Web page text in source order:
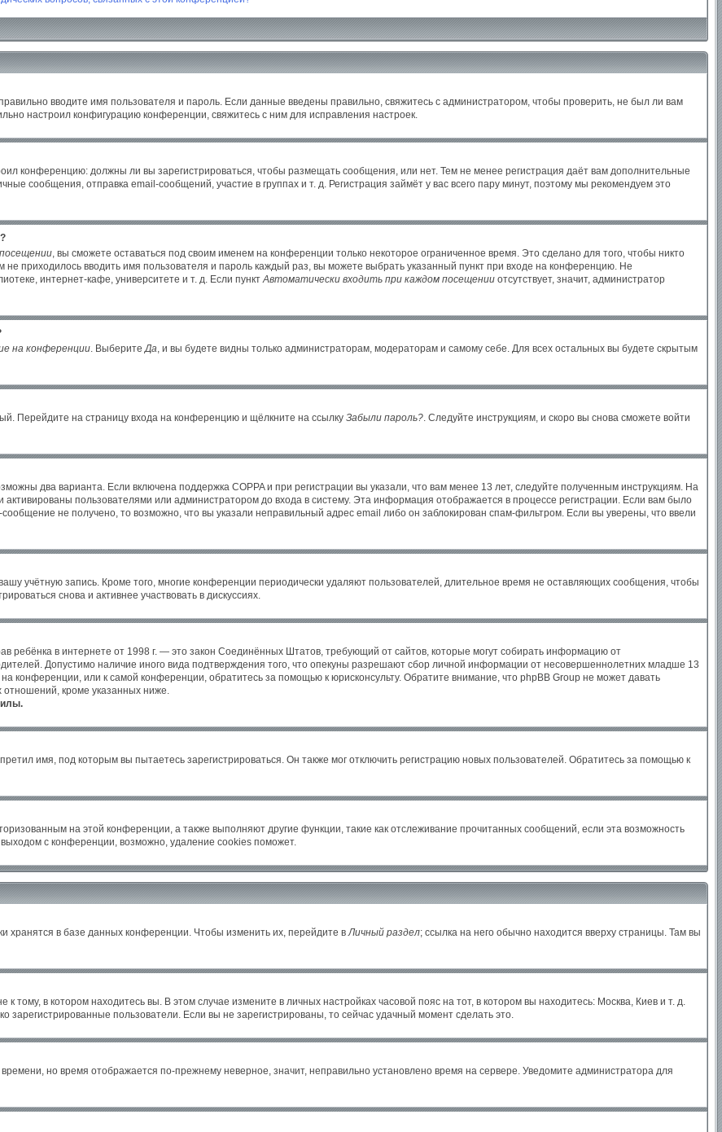
вводите имя пользователя и пароль. Если данные введены правильно, свяжитесь с администратором, чтобы проверить, не был ли вам
настроил конфигурацию конференции, свяжитесь с ним для исправления настроек.
конференцию: должны ли вы зарегистрироваться, чтобы размещать сообщения, или нет. Тем не менее регистрация даёт вам дополнительные
сообщения, отправка email-сообщений, участие в группах и т. д. Регистрация займёт у вас всего пару минут, поэтому мы рекомендуем это
, вы сможете оставаться под своим именем на конференции только некоторое ограниченное время. Это сделано для того, чтобы никто
не приходилось вводить имя пользователя и пароль каждый раз, вы можете выбрать указанный пункт при входе на конференцию. Не
интернет-кафе, университете и т. д. Если пунктАвтоматически входить при каждом посещении отсутствует, значит, администратор
на конференции. ВыберитеДа, и вы будете видны только администраторам, модераторам и самому себе. Для всех остальных вы будете скрытым
Перейдите на страницу входа на конференцию и щёлкните на ссылку Забыли пароль?. Следуйте инструкциям, и скоро вы снова сможете войти
два варианта. Если включена поддержка COPPA и при регистрации вы указали, что вам менее 13 лет, следуйте полученным инструкциям. На
пользователями или администратором до входа в систему. Эта информация отображается в процессе регистрации. Если вам было
не получено, то возможно, что вы указали неправильный адрес email либо он заблокирован спам-фильтром. Если вы уверены, что ввели
учётную запись. Кроме того, многие конференции периодически удаляют пользователей, длительное время не оставляющих сообщения, чтобы
снова и активнее участвовать в дискуссиях.
ребёнка в интернете от 1998 г. — это закон Соединённых Штатов, требующий от сайтов, которые могут собирать информацию от
Допустимо наличие иного вида подтверждения того, что опекуны разрешают сбор личной информации от несовершеннолетних младше 13
конференции, или к самой конференции, обратитесь за помощью к юрисконсульту. Обратите внимание, что phpBB Group не может давать
кроме указанных ниже.
имя, под которым вы пытаетесь зарегистрироваться. Он также мог отключить регистрацию новых пользователей. Обратитесь за помощью к
на этой конференции, а также выполняют другие функции, такие как отслеживание прочитанных сообщений, если эта возможность
с конференции, возможно, удаление cookies поможет.
хранятся в базе данных конференции. Чтобы изменить их, перейдите вЛичный раздел; ссылка на него обычно находится вверху страницы. Там вы
тому, в котором находитесь вы. В этом случае измените в личных настройках часовой пояс на тот, в котором вы находитесь: Москва, Киев и т. д.
зарегистрированные пользователи. Если вы не зарегистрированы, то сейчас удачный момент сделать это.
но время отображается по-прежнему неверное, значит, неправильно установлено время на сервере. Уведомите администратора для